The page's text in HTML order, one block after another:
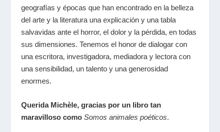
geografías y épocas que han encontrado en la belleza
del arte y la literatura una explicación y una tabla
salvavidas ante el horror, el dolor y la pérdida, en todas
sus dimensiones. Tenemos el honor de dialogar con
una escritora, investigadora, mediadora y lectora con
una sensibilidad, un talento y una generosidad
enormes.
Querida Michèle, gracias por un libro tan
maravilloso como Somos animales poéticos.